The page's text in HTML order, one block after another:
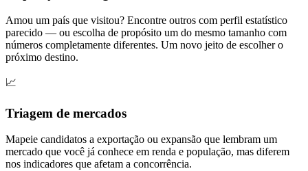
Amou um país que visitou? Encontre outros com perfil estatístico
parecido — ou escolha de propósito um do mesmo tamanho com
números completamente diferentes. Um novo jeito de escolher o
próximo destino.
📈
Triagem de mercados
Mapeie candidatos a exportação ou expansão que lembram um
mercado que você já conhece em renda e população, mas diferem
nos indicadores que afetam a concorrência.